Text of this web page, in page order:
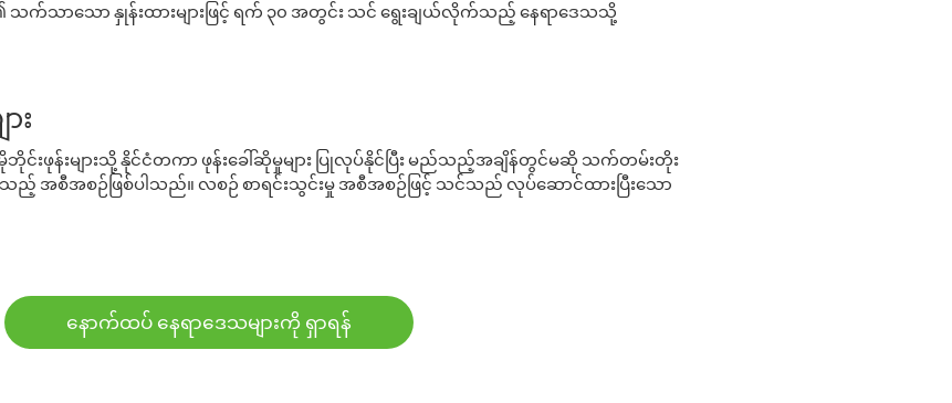
သက်သာသော နှုန်းထားများဖြင့် ရက် ၃၀ အတွင်း သင် ရွေးချယ်လိုက်သည့် နေရာဒေသသို့
း
ဘိုင်းဖုန်းများသို့ နိုင်ငံတကာ ဖုန်းခေါ်ဆိုမှုများ ပြုလုပ်နိုင်ပြီး မည်သည့်အချိန်တွင်မဆို သက်တမ်းတိုး
အစီအစဉ်ဖြစ်ပါသည်။ လစဉ် စာရင်းသွင်းမှု အစီအစဉ်ဖြင့် သင်သည် လုပ်ဆောင်ထားပြီးသော
နောက်ထပ် နေရာဒေသများကို ရှာရန်